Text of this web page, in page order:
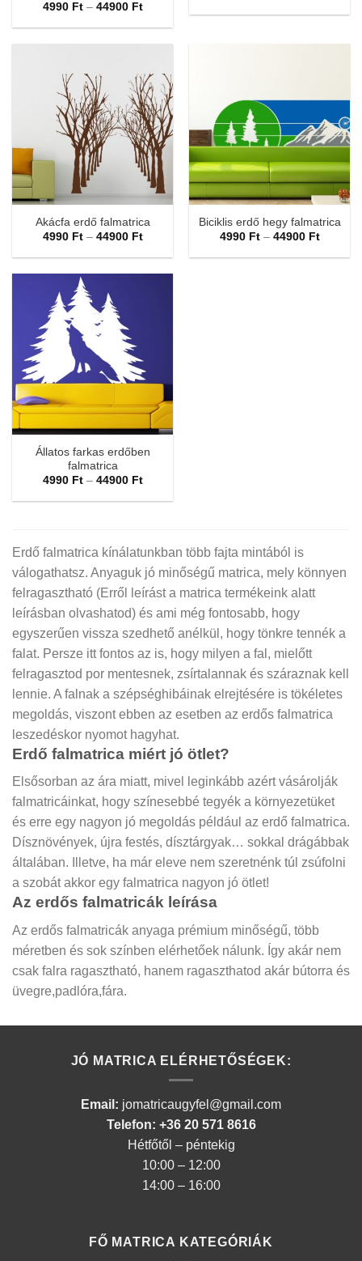
4990 Ft – 44900 FtÁrtartomány:
-
-
Akácfa erdő falmatrica
4990 Ft – 44900 FtÁrtartomány:
-
Biciklis erdő hegy falmatrica
4990 Ft – 44900 Ft
-
Állatos farkas erdőben
falmatrica
4990 Ft – 44900 FtÁrtartomány:
-
Erdő falmatrica kínálatunkban több fajta mintából is
válogathatsz. Anyaguk jó minőségű matrica, mely könnyen
felragasztható (Erről leírást a matrica termékeink alatt
leírásban olvashatod) és ami még fontosabb, hogy
egyszerűen vissza szedhető anélkül, hogy tönkre tennék a
falat. Persze itt fontos az is, hogy milyen a fal, mielőtt
felragasztod por mentesnek, zsírtalannak és száraznak kell
lennie. A falnak a szépséghibáinak elrejtésére is tökéletes
megoldás, viszont ebben az esetben az erdős falmatrica
leszedéskor nyomot hagyhat.
Erdő falmatrica miért jó ötlet?
Elsősorban az ára miatt, mivel leginkább azért vásárolják
falmatricáinkat, hogy színesebbé tegyék a környezetüket
és erre egy nagyon jó megoldás például az erdő falmatrica.
Dísznövények, újra festés, dísztárgyak… sokkal drágábbak
általában. Illetve, ha már eleve nem szeretnénk túl zsúfolni
a szobát akkor egy falmatrica nagyon jó ötlet!
Az erdős falmatricák leírása
Az erdős falmatricák anyaga prémium minőségű, több
méretben és sok színben elérhetőek nálunk. Így akár nem
csak falra ragasztható, hanem ragaszthatod akár bútorra és
üvegre,padlóra,fára.
JÓ MATRICA ELÉRHETŐSÉGEK:
Email: jomatricaugyfel@gmail.com
Telefon: +36 20 571 8616
Hétfőtől – péntekig
10:00 – 12:00
14:00 – 16:00
FŐ MATRICA KATEGÓRIÁK